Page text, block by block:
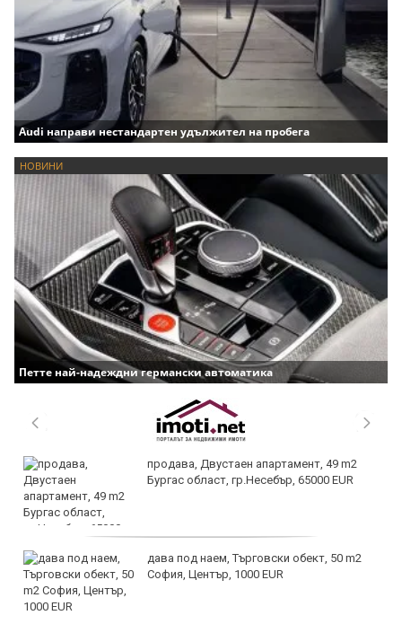
Audi направи нестандартен удължител на пробега
НОВИНИ
Петте най-надеждни германски автоматика
продава, Двустаен апартамент, 49 m2
Бургас област, гр.Несебър, 65000 EUR
дава под наем, Търговски обект, 50 m2
София, Център, 1000 EUR